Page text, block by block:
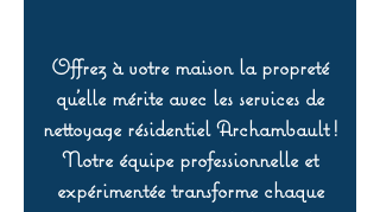
Offrez à votre maison la propreté
qu’elle mérite avec les services de
nettoyage résidentiel Archambault !
Notre équipe professionnelle et
expérimentée transforme chaque